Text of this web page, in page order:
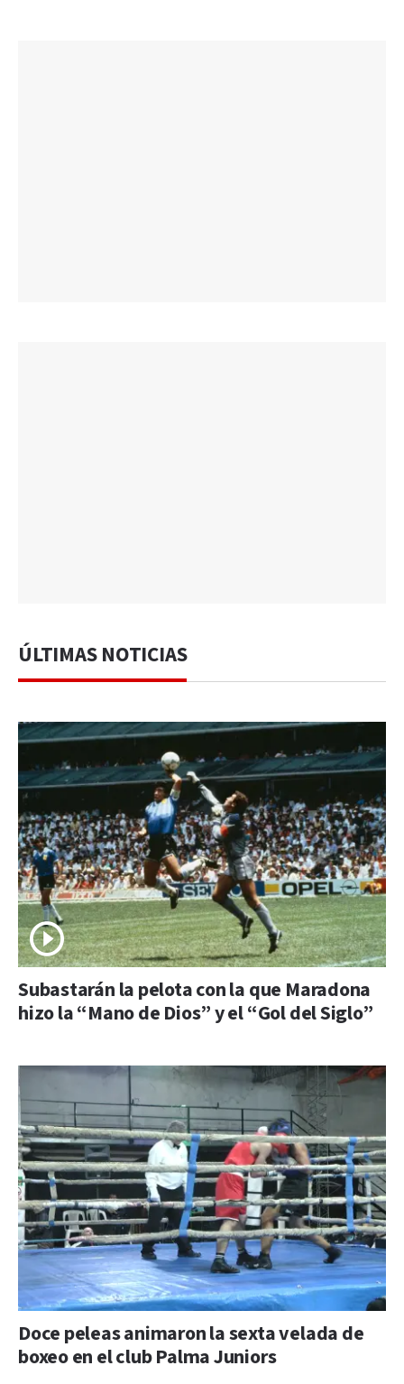
ÚLTIMAS NOTICIAS
Subastarán la pelota con la que Maradona
hizo la “Mano de Dios” y el “Gol del Siglo”
Doce peleas animaron la sexta velada de
boxeo en el club Palma Juniors